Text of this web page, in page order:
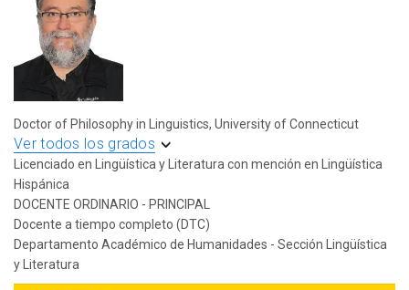
Doctor of Philosophy in Linguistics, University of Connecticut
Ver todos los grados
Licenciado en Lingüística y Literatura con mención en Lingüística
Hispánica
DOCENTE ORDINARIO - PRINCIPAL
Docente a tiempo completo (DTC)
Departamento Académico de Humanidades - Sección Lingüística
y Literatura